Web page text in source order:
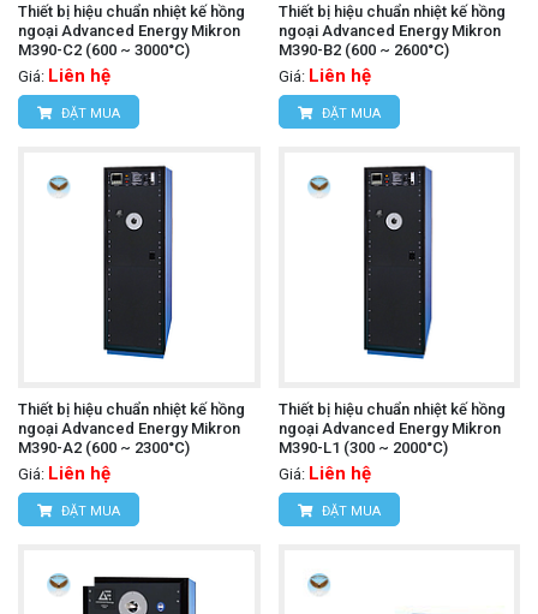
Thiết bị hiệu chuẩn nhiệt kế hồng
ngoại Advanced Energy Mikron
M390-C2 (600 ~ 3000°C)
Giá: Liên hệ
ĐẶT MUA
Thiết bị hiệu chuẩn nhiệt kế hồng
ngoại Advanced Energy Mikron
M390-B2 (600 ~ 2600°C)
Giá: Liên hệ
ĐẶT MUA
Thiết bị hiệu chuẩn nhiệt kế hồng
ngoại Advanced Energy Mikron
M390-A2 (600 ~ 2300°C)
Giá: Liên hệ
ĐẶT MUA
Thiết bị hiệu chuẩn nhiệt kế hồng
ngoại Advanced Energy Mikron
M390-L1 (300 ~ 2000°C)
Giá: Liên hệ
ĐẶT MUA